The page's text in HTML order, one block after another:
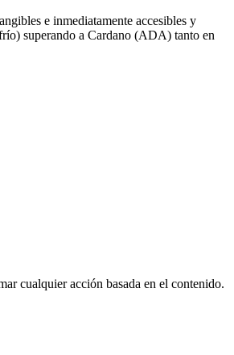
e inmediatamente accesibles y
superando a Cardano (ADA) tanto en
cualquier acción basada en el contenido.